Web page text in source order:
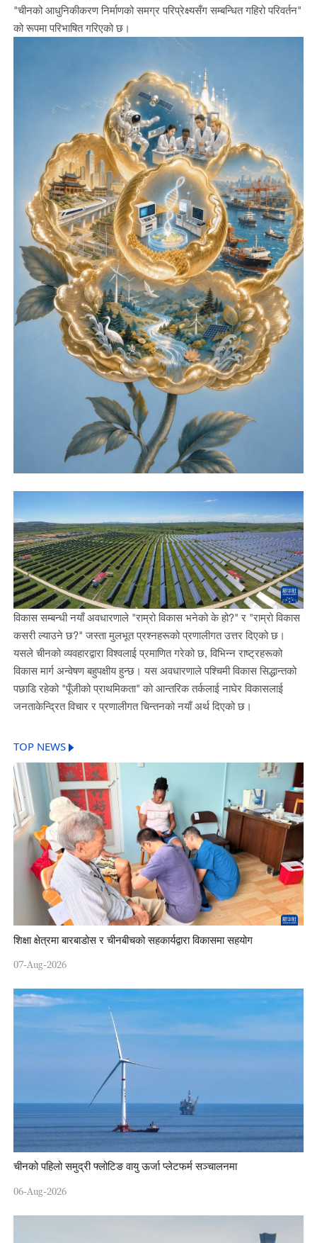
"चीनको आधुनिकीकरण निर्माणको समग्र परिप्रेक्ष्यसँग सम्बन्धित गहिरो परिवर्तन"
को रूपमा परिभाषित गरिएको छ।
विकास सम्बन्धी नयाँ अवधारणाले "राम्रो विकास भनेको के हो?" र "राम्रो विकास
कसरी ल्याउने छ?" जस्ता मुलभूत प्रश्नहरूको प्रणालीगत उत्तर दिएको छ।
यसले चीनको व्यवहारद्वारा विश्वलाई प्रमाणित गरेको छ, विभिन्न राष्ट्रहरूको
विकास मार्ग अन्वेषण बहुपक्षीय हुन्छ। यस अवधारणाले पश्चिमी विकास सिद्धान्तको
पछाडि रहेको "पूँजीको प्राथमिकता" को आन्तरिक तर्कलाई नाघेर विकासलाई
जनताकेन्द्रित विचार र प्रणालीगत चिन्तनको नयाँ अर्थ दिएको छ।
TOP NEWS
शिक्षा क्षेत्रमा बारबाडोस र चीनबीचको सहकार्यद्वारा विकासमा सहयोग
07-Aug-2026
चीनको पहिलो समुद्री फ्लोटिङ वायु ऊर्जा प्लेटफर्म सञ्चालनमा
06-Aug-2026